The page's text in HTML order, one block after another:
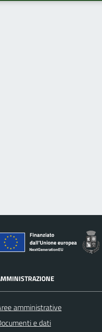
amministrative
e dati